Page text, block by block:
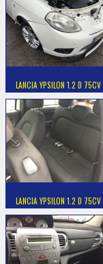
LANCIA YPSILON 1.2 D 75CV …
LANCIA YPSILON 1.2 D 75CV …